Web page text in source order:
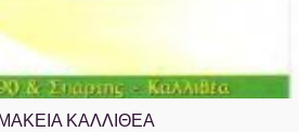
ΚΑΛΛΙΘΕΑ